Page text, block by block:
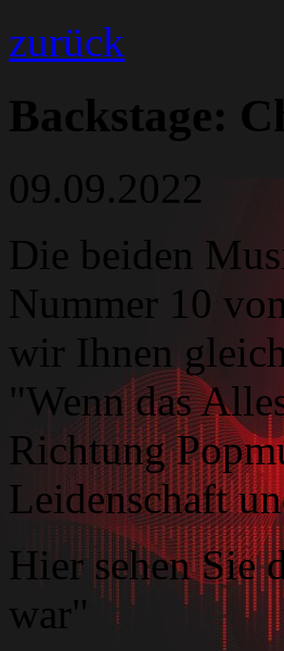
zurück
Backstage:
09.09.2022
Die beiden
Nummer 10
wir Ihnen
"Wenn das
Richtung
Leidenschaft
Hier sehen Sie
war"